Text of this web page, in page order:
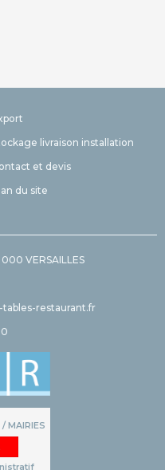
livraison installation
et devis
du site
VERSAILLES
tables-restaurant.fr
MAIRIES